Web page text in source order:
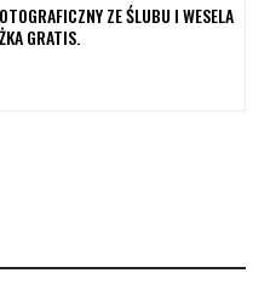
ZE ŚLUBU I WESELA
GRATIS.